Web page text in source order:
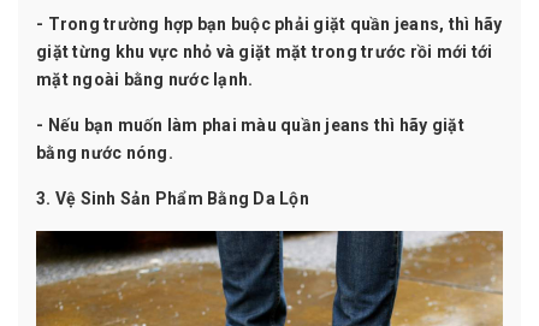
- Trong trường hợp bạn buộc phải giặt quần jeans, thì hãy
giặt từng khu vực nhỏ và giặt mặt trong trước rồi mới tới
mặt ngoài bằng nước lạnh.
- Nếu bạn muốn làm phai màu quần jeans thì hãy giặt
bằng nước nóng.
3. Vệ Sinh Sản Phẩm Bằng Da Lộn